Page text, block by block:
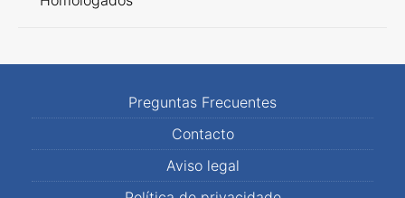
Preguntas Frecuentes
Contacto
Aviso legal